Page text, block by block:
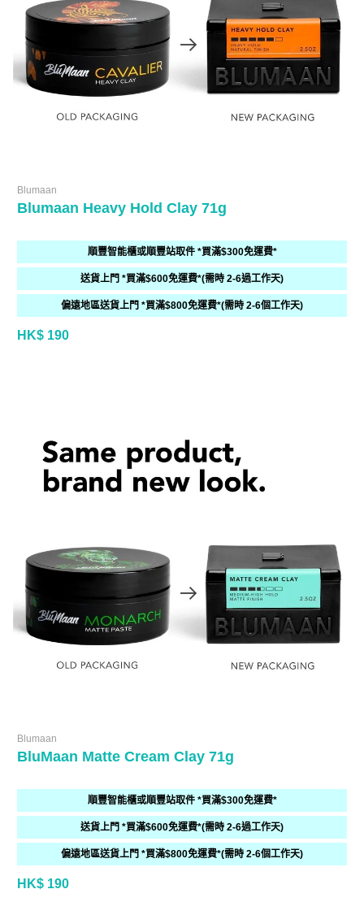
Blumaan
Blumaan Heavy Hold Clay 71g
順豐智能櫃或順豐站取件 *買滿$300免運費*
送貨上門 *買滿$600免運費*(需時 2-6過工作天)
偏遠地區送貨上門 *買滿$800免運費*(需時 2-6個工作天)
HK$ 190
Blumaan
BluMaan Matte Cream Clay 71g
順豐智能櫃或順豐站取件 *買滿$300免運費*
送貨上門 *買滿$600免運費*(需時 2-6過工作天)
偏遠地區送貨上門 *買滿$800免運費*(需時 2-6個工作天)
HK$ 190